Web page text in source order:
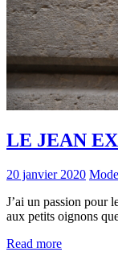
LE JEAN
20 janvier 2020 Mode
J’ai un passion pour
aux petits oignons
Read more